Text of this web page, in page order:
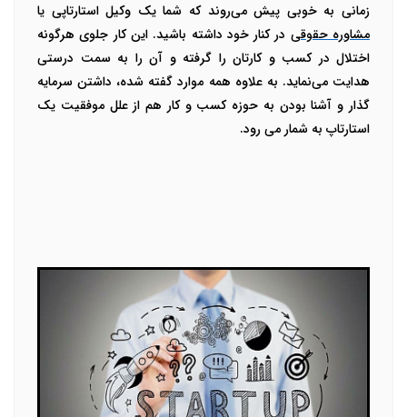
زمانی به خوبی پیش می‌روند که شما یک وکیل استارتاپی یا
مشاوره حقوقی در کنار خود داشته باشید. این کار جلوی هرگونه
اختلال در کسب و کارتان را گرفته و آن را به سمت درستی
هدایت می‌نماید. به علاوه همه موارد گفته شده، داشتن سرمایه
گذار و آشنا بودن به حوزه کسب و کار هم از علل موفقیت یک
استارتاپ به شمار می رود.